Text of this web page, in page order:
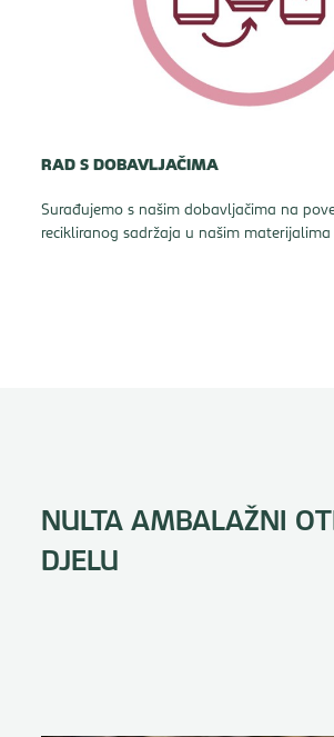
RAD S DOBAVLJAČIMA
Surađujemo s našim dobavljačima na
recikliranog sadržaja u našim
NULTA AMBALAŽNI
DJELU